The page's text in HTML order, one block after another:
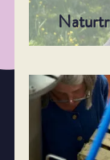
— er ist
Gelatine